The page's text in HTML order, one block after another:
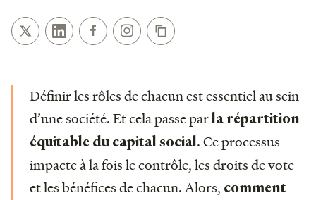
Définir les rôles de chacun est essentiel au sein
d’une société. Et cela passe parla répartition
équitable du capital social . Ce processus
impacte à la fois le contrôle, les droits de vote
et les bénéfices de chacun. Alors, comment